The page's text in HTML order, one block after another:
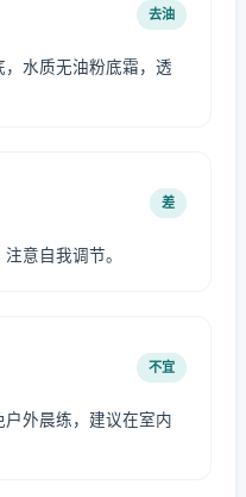
去油
水质无油粉底霜，透
差
意自我调节。
不宜
外晨练，建议在室内